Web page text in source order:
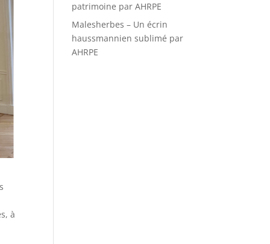
à
patrimoine par AHRPE
Malesherbes – Un écrin
haussmannien sublimé par
AHRPE